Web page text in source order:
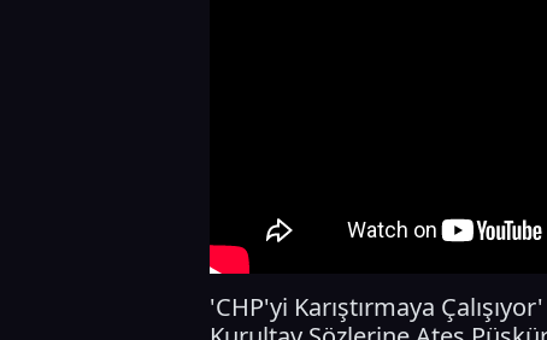
'CHP'yi Karıştırmaya